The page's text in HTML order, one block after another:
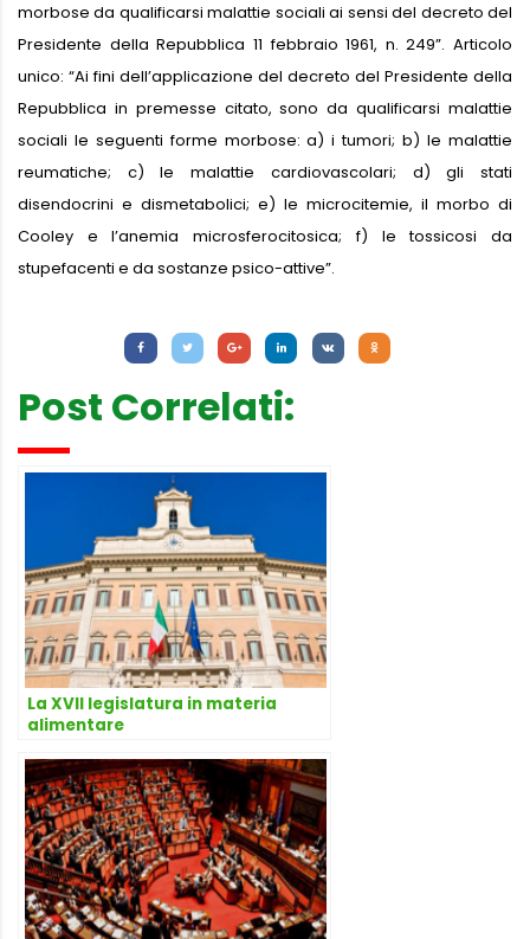
morbose da qualificarsi malattie sociali ai sensi del decreto del
Presidente della Repubblica 11 febbraio 1961, n. 249”. Articolo
unico: “Ai fini dell’applicazione del decreto del Presidente della
Repubblica in premesse citato, sono da qualificarsi malattie
sociali le seguenti forme morbose: a) i tumori; b) le malattie
reumatiche; c) le malattie cardiovascolari; d) gli stati
disendocrini e dismetabolici; e) le microcitemie, il morbo di
Cooley e l’anemia microsferocitosica; f) le tossicosi da
stupefacenti e da sostanze psico-attive”.
Post Correlati:
La XVII legislatura in materia
alimentare